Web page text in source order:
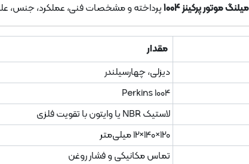
موتور پرکینز 1004 پرداخته و مشخصات فنی، عملکرد، جنس،
مقدار
دیزلی، چهارسیلندر
Perkins 1004
لاستیک NBR یا وایتون با تقویت فلزی
120×140×12 میلی‌متر
تماس مکانیکی و فشار روغن